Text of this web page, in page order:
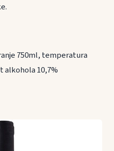
750ml, temperatura
alkohola 10,7%